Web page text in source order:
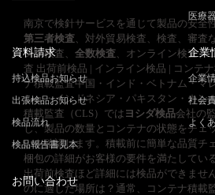
南京で検針サービスを通じて製品の安全
第三者検査 、対外貿易検査、検査、審査
ング検査、 全数検査 、オンライン検査、
査 出荷前検品 | インライン検品 | コンテ
ナ積載監査中国・インド・ベトナム・マ
シュ・インドネシア・パキスタン・カン
積載監査（CLS）では ヨシダ検品会社の
し、製品の数量とコンテナの状態をチェ
いを確認します。積載前に簡単な品質チ
梱包の詳細がお客様の要件を満たしてい
出荷前検査ほど詳細には検品ができませ
のに適した場所は？通常、コンテナ積載
医療
資料請求
持込検品お知らせ
出張検品お知らせ
検品流れ
検品報告書見本
企業
企業
社会
よく
お問い合わせ